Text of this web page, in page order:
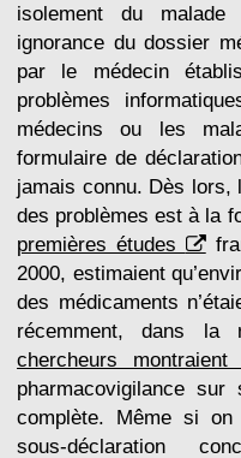
isolement du
ignorance du dossier
par le médecin
problèmes
médecins ou les
formulaire de
jamais connu. Dès lors,
des problèmes est à la
premières études
2000, estimaient
des médicaments
récemment, dans la
chercheurs
pharmacovigilance
complète. Même si on
sous-déclaration